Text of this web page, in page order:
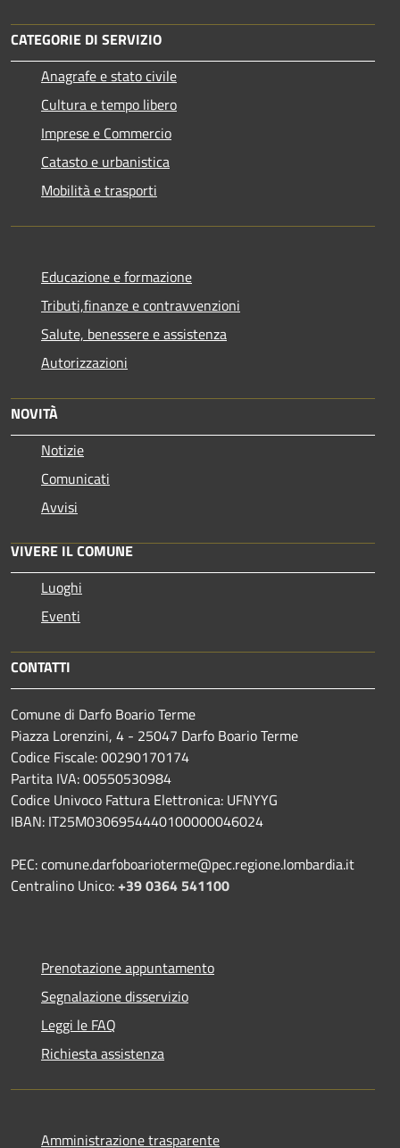
CATEGORIE DI SERVIZIO
Anagrafe e stato civile
Cultura e tempo libero
Imprese e Commercio
Catasto e urbanistica
Mobilità e trasporti
Educazione e formazione
Tributi,finanze e contravvenzioni
Salute, benessere e assistenza
Autorizzazioni
NOVITÀ
Notizie
Comunicati
Avvisi
VIVERE IL COMUNE
Luoghi
Eventi
CONTATTI
Comune di Darfo Boario Terme
Piazza Lorenzini, 4 - 25047 Darfo Boario Terme
Codice Fiscale: 00290170174
Partita IVA: 00550530984
Codice Univoco Fattura Elettronica: UFNYYG
IBAN: IT25M0306954440100000046024
PEC: comune.darfoboarioterme@pec.regione.lombardia.it
Centralino Unico:+39 0364 541100
Prenotazione appuntamento
Segnalazione disservizio
Leggi le FAQ
Richiesta assistenza
Amministrazione trasparente